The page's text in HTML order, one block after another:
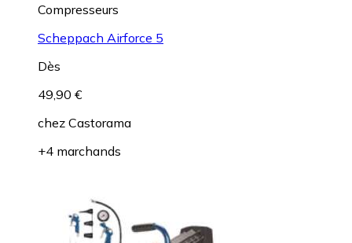
Compresseurs
Scheppach Airforce 5
Dès
49,90 €
chez Castorama
+4 marchands